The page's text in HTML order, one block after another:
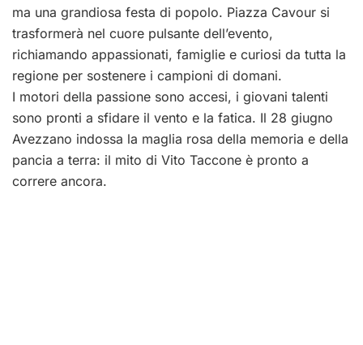
ma una grandiosa festa di popolo. Piazza Cavour si
trasformerà nel cuore pulsante dell’evento,
richiamando appassionati, famiglie e curiosi da tutta la
regione per sostenere i campioni di domani.
I motori della passione sono accesi, i giovani talenti
sono pronti a sfidare il vento e la fatica. Il 28 giugno
Avezzano indossa la maglia rosa della memoria e della
pancia a terra: il mito di Vito Taccone è pronto a
correre ancora.